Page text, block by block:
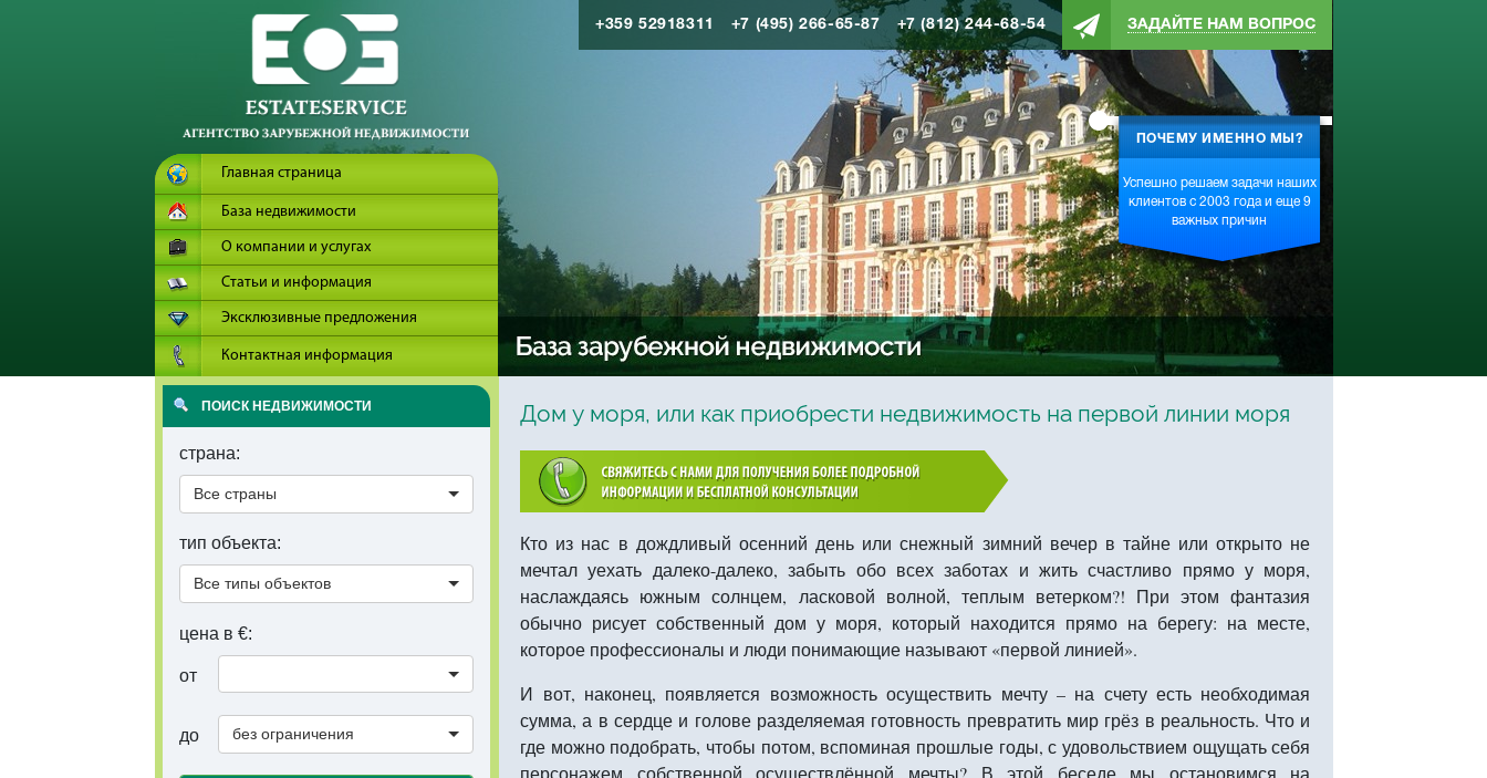
Главная страница
База недвижимости
О компании и услугах
Статьи и информация
Эксклюзивные предложения
Контактная информация
+359 52918311 +7 (495) 266-65-87 +7 (812) 244-68-54 ЗАДАЙТЕ НАМ ВОПРОС
ПОЧЕМУ ИМЕННО МЫ?
Успешно решаем задачи наших
клиентов с 2003 года и еще 9
важных причин
ПОИСК НЕДВИЖИМОСТИ
страна:
Все страны
тип объекта:
Все типы объектов
цена в €:
от
до без ограничения
Дом у моря, или как приобрести недвижимость на первой линии моря
Кто из нас в дождливый осенний день или снежный зимний вечер в тайне или открыто не
мечтал уехать далеко-далеко, забыть обо всех заботах и жить счастливо прямо у моря,
наслаждаясь южным солнцем, ласковой волной, теплым ветерком?! При этом фантазия
обычно рисует собственный дом у моря, который находится прямо на берегу: на месте,
которое профессионалы и люди понимающие называют «первой линией».
И вот, наконец, появляется возможность осуществить мечту – на счету есть необходимая
сумма, а в сердце и голове разделяемая готовность превратить мир грёз в реальность. Что и
где можно подобрать, чтобы потом, вспоминая прошлые годы, с удовольствием ощущать себя
персонажем собственной осуществлённой мечты? В этой беседе мы остановимся на